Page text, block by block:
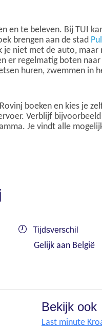
en te beleven. Bij TUI
brengen aan de stad
niet met de auto,
er regelmatig boten
huren, zwemmen
boeken en kies je
Verblijf
Je vindt alle
Tijdsverschil
Gelijk aan België
Bekijk ook
Last minute